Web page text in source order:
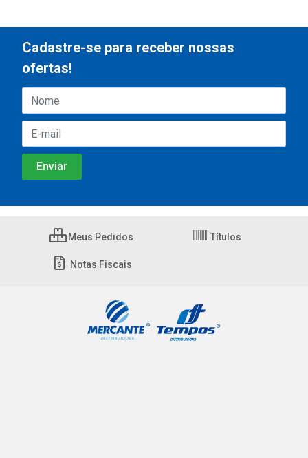
Cadastre-se para receber nossas
ofertas!
Meus Pedidos Títulos
Notas Fiscais